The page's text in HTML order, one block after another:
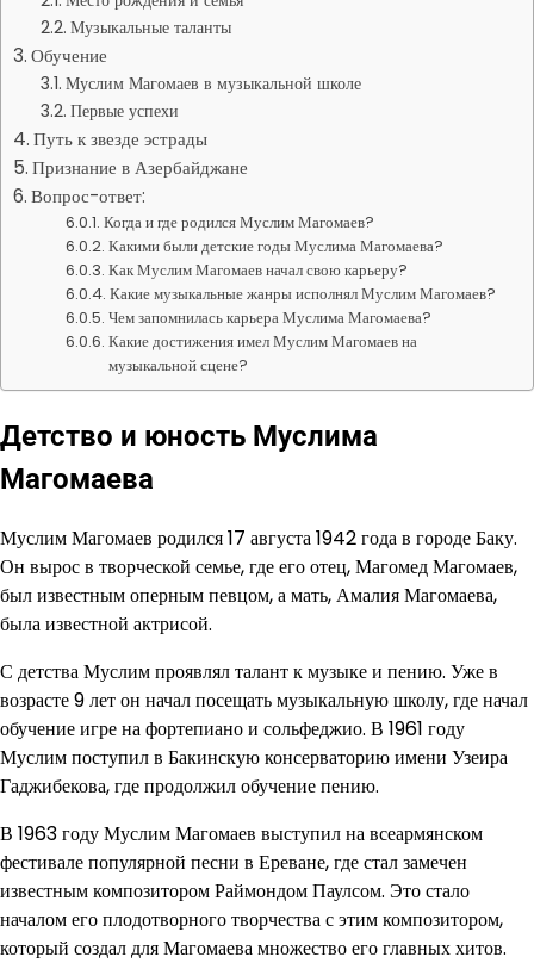
Музыкальные таланты
Обучение
Муслим Магомаев в музыкальной школе
Первые успехи
Путь к звезде эстрады
Признание в Азербайджане
Вопрос-ответ:
Когда и где родился Муслим Магомаев?
Какими были детские годы Муслима Магомаева?
Как Муслим Магомаев начал свою карьеру?
Какие музыкальные жанры исполнял Муслим Магомаев?
Чем запомнилась карьера Муслима Магомаева?
Какие достижения имел Муслим Магомаев на
музыкальной сцене?
Детство и юность Муслима
Магомаева
Муслим Магомаев родился 17 августа 1942 года в городе Баку.
Он вырос в творческой семье, где его отец, Магомед Магомаев,
был известным оперным певцом, а мать, Амалия Магомаева,
была известной актрисой.
С детства Муслим проявлял талант к музыке и пению. Уже в
возрасте 9 лет он начал посещать музыкальную школу, где начал
обучение игре на фортепиано и сольфеджио. В 1961 году
Муслим поступил в Бакинскую консерваторию имени Узеира
Гаджибекова, где продолжил обучение пению.
В 1963 году Муслим Магомаев выступил на всеармянском
фестивале популярной песни в Ереване, где стал замечен
известным композитором Раймондом Паулсом. Это стало
началом его плодотворного творчества с этим композитором,
который создал для Магомаева множество его главных хитов.